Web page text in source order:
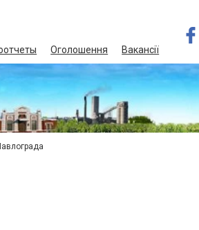
Оголошення Вакансії